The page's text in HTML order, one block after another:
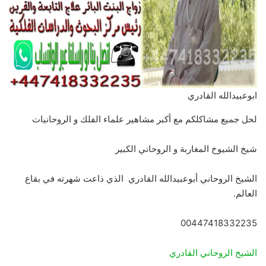
ابوعبيدالله القادري
لحل جميع مشاكلكم مع أكبر مشاهير علماء الفلك و الروحانيات
شيخ الشيوخ المغاربة و الروحاني الكبير
الشيخ الروحاني أبوعبيدالله القادري الذي ذاعت شهرته في بقاع
العالم.
00447418332235
الشيخ الروحاني القادري